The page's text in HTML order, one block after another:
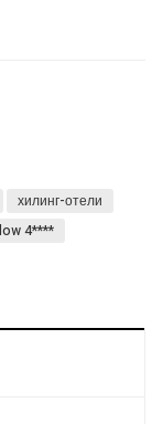
хилинг-отели
4****